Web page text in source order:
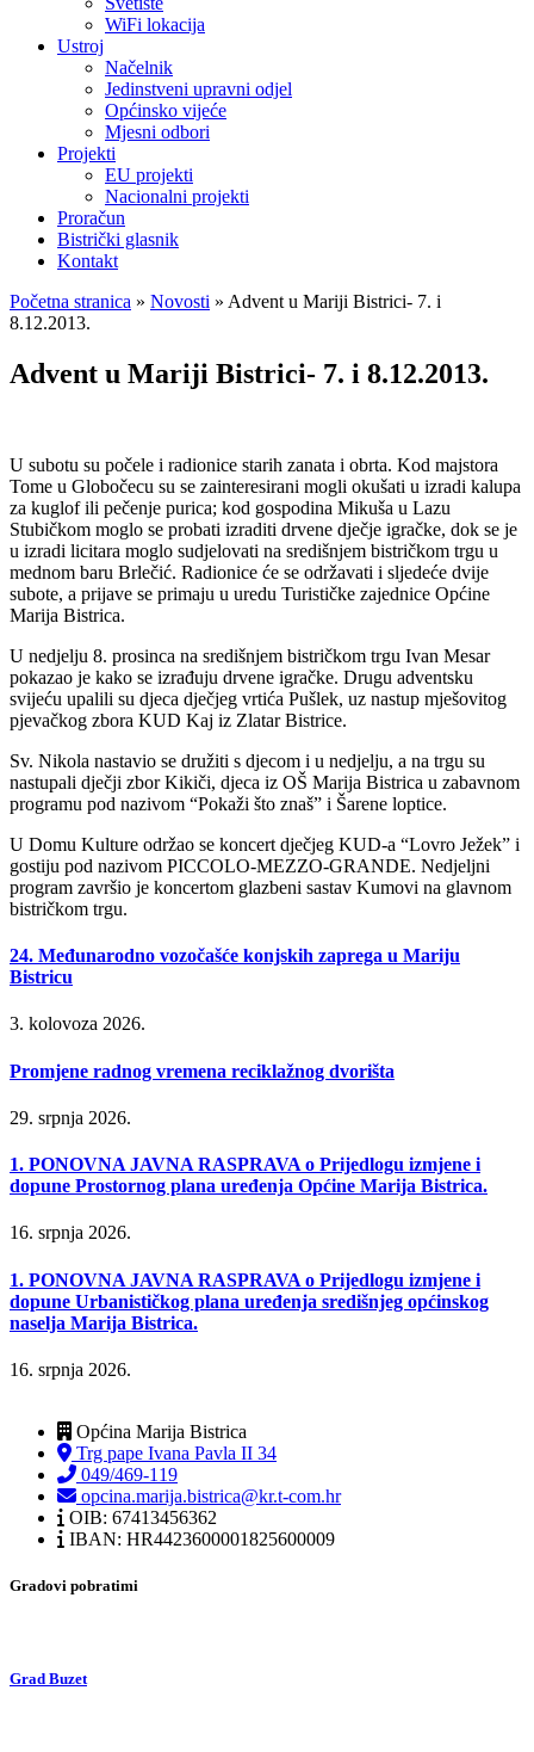
WiFi lokacija
Ustroj
Načelnik
Jedinstveni upravni odjel
Općinsko vijeće
Mjesni odbori
Projekti
EU projekti
Nacionalni projekti
Proračun
Bistrički glasnik
Kontakt
Početna stranica » Novosti » Advent u Mariji Bistrici- 7. i
8.12.2013.
Advent u Mariji Bistrici- 7. i 8.12.2013.
U subotu su počele i radionice starih zanata i obrta. Kod majstora
Tome u Globočecu su se zainteresirani mogli okušati u izradi kalupa
za kuglof ili pečenje purica; kod gospodina Mikuša u Lazu
Stubičkom moglo se probati izraditi drvene dječje igračke, dok se je
u izradi licitara moglo sudjelovati na središnjem bistričkom trgu u
mednom baru Brlečić. Radionice će se održavati i sljedeće dvije
subote, a prijave se primaju u uredu Turističke zajednice Općine
Marija Bistrica.
U nedjelju 8. prosinca na središnjem bistričkom trgu Ivan Mesar
pokazao je kako se izrađuju drvene igračke. Drugu adventsku
svijeću upalili su djeca dječjeg vrtića Pušlek, uz nastup mješovitog
pjevačkog zbora KUD Kaj iz Zlatar Bistrice.
Sv. Nikola nastavio se družiti s djecom i u nedjelju, a na trgu su
nastupali dječji zbor Kikiči, djeca iz OŠ Marija Bistrica u zabavnom
programu pod nazivom “Pokaži što znaš” i Šarene loptice.
U Domu Kulture održao se koncert dječjeg KUD-a “Lovro Ježek” i
gostiju pod nazivom PICCOLO-MEZZO-GRANDE. Nedjeljni
program završio je koncertom glazbeni sastav Kumovi na glavnom
bistričkom trgu.
24. Međunarodno vozočašće konjskih zaprega u Mariju
Bistricu
3. kolovoza 2026.
Promjene radnog vremena reciklažnog dvorišta
29. srpnja 2026.
1. PONOVNA JAVNA RASPRAVA o Prijedlogu izmjene i
dopune Prostornog plana uređenja Općine Marija Bistrica.
16. srpnja 2026.
1. PONOVNA JAVNA RASPRAVA o Prijedlogu izmjene i
dopune Urbanističkog plana uređenja središnjeg općinskog
naselja Marija Bistrica.
16. srpnja 2026.
Općina Marija Bistrica
Trg pape Ivana Pavla II 34
049/469-119
opcina.marija.bistrica@kr.t-com.hr
OIB: 67413456362
IBAN: HR4423600001825600009
Gradovi pobratimi
Grad Buzet